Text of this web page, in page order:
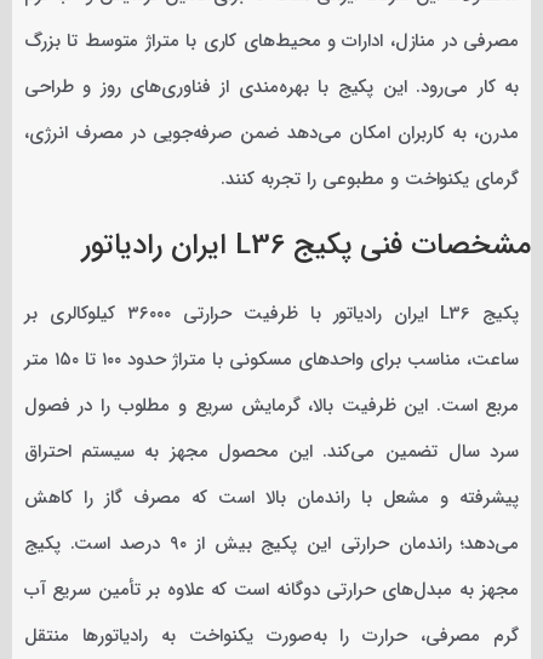
مصرفی در منازل، ادارات و محیط‌های کاری با متراژ متوسط تا بزرگ
به کار می‌رود. این پکیج با بهره‌مندی از فناوری‌های روز و طراحی
مدرن، به کاربران امکان می‌دهد ضمن صرفه‌جویی در مصرف انرژی،
گرمای یکنواخت و مطبوعی را تجربه کنند.
مشخصات فنی پکیج L36 ایران رادیاتور
پکیج L36 ایران رادیاتور با ظرفیت حرارتی ۳۶۰۰۰ کیلوکالری بر
ساعت، مناسب برای واحدهای مسکونی با متراژ حدود ۱۰۰ تا ۱۵۰ متر
مربع است. این ظرفیت بالا، گرمایش سریع و مطلوب را در فصول
سرد سال تضمین می‌کند. این محصول مجهز به سیستم احتراق
پیشرفته و مشعل با راندمان بالا است که مصرف گاز را کاهش
می‌دهد؛ راندمان حرارتی این پکیج بیش از ۹۰ درصد است. پکیج
مجهز به مبدل‌های حرارتی دوگانه است که علاوه بر تأمین سریع آب
گرم مصرفی، حرارت را به‌صورت یکنواخت به رادیاتورها منتقل